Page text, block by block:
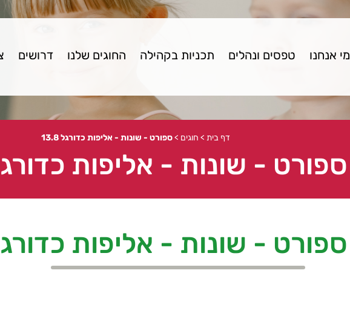
מי אנחנו טפסים ונהלים תכניות בקהילה החוגים שלנו דרושים
דף בית > חוגים >ספורט - שונות - אליפות כדורגל 13.8
ספורט - שונות - אליפות כדורגל
ספורט - שונות - אליפות כדורגל